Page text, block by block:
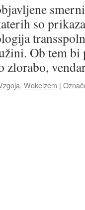
so
Ob tem
zlorabo,
, Wokeizem |